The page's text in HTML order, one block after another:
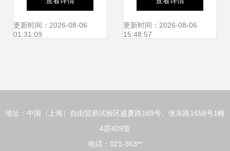
产厂家与价格指南
更新时间：2026-08-06
01:31:09
下载指南
更新时间：2026-08-06
15:48:57
地址：中国（上海）自由贸易试验区盛夏路169号、张东路1658号1幢
4层409室
电话：021-363**